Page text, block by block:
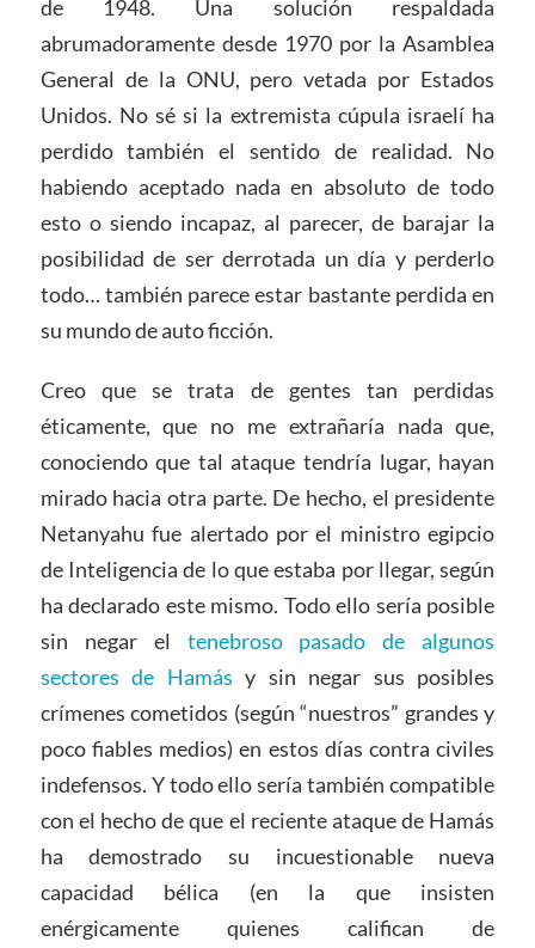
de 1948. Una solución respaldada
abrumadoramente desde 1970 por la Asamblea
General de la ONU, pero vetada por Estados
Unidos. No sé si la extremista cúpula israelí ha
perdido también el sentido de realidad. No
habiendo aceptado nada en absoluto de todo
esto o siendo incapaz, al parecer, de barajar la
posibilidad de ser derrotada un día y perderlo
todo… también parece estar bastante perdida en
su mundo de auto ficción.
Creo que se trata de gentes tan perdidas
éticamente, que no me extrañaría nada que,
conociendo que tal ataque tendría lugar, hayan
mirado hacia otra parte. De hecho, el presidente
Netanyahu fue alertado por el ministro egipcio
de Inteligencia de lo que estaba por llegar, según
ha declarado este mismo. Todo ello sería posible
sin negar el tenebroso pasado de algunos
sectores de Hamás y sin negar sus posibles
crímenes cometidos (según “nuestros” grandes y
poco fiables medios) en estos días contra civiles
indefensos. Y todo ello sería también compatible
con el hecho de que el reciente ataque de Hamás
ha demostrado su incuestionable nueva
capacidad bélica (en la que insisten
enérgicamente quienes califican de